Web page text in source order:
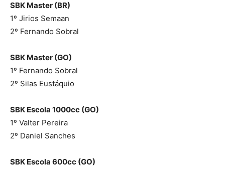
SBK Master (BR)
1º Jirios Semaan
2º Fernando Sobral
SBK Master (GO)
1º Fernando Sobral
2º Silas Eustáquio
SBK Escola 1000cc (GO)
1º Valter Pereira
2º Daniel Sanches
SBK Escola 600cc (GO)